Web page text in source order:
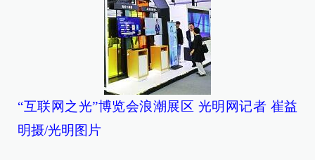
“互联网之光”博览会浪潮展区 光明网记者 崔益
明摄/光明图片